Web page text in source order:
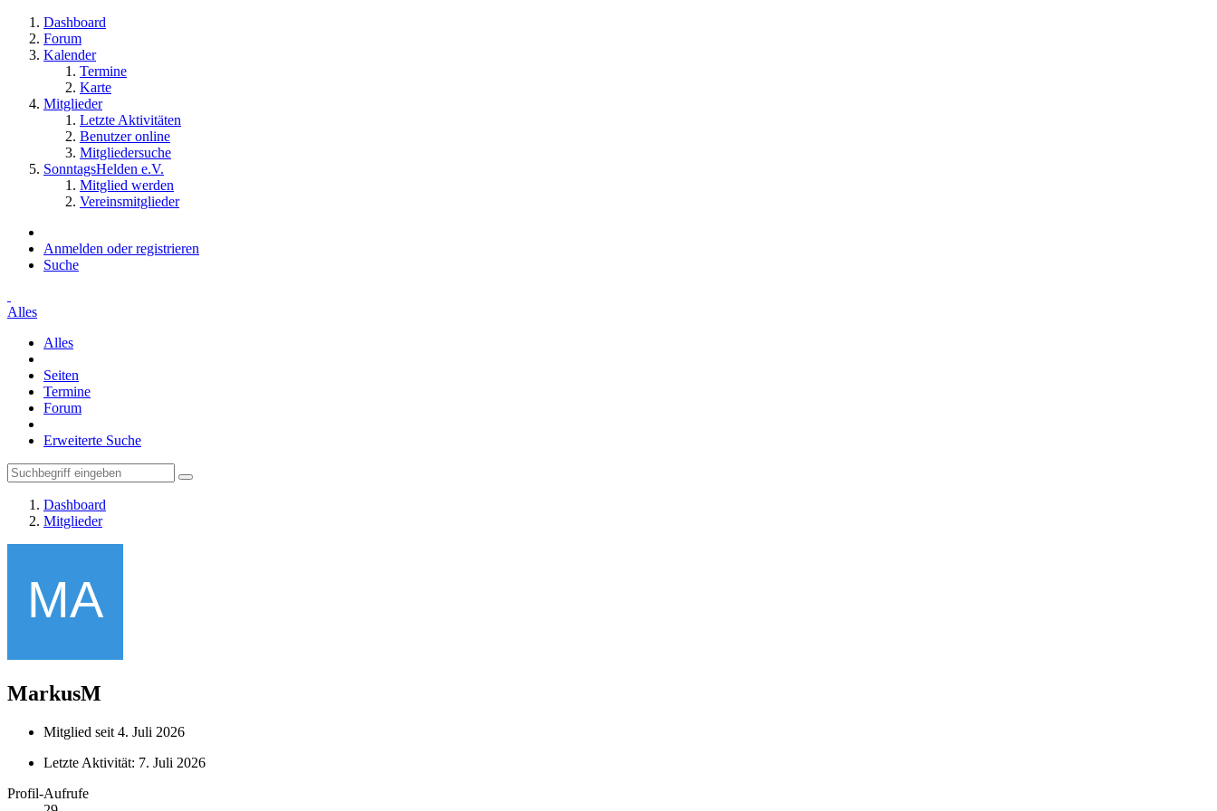
Dashboard
Forum
Kalender
Termine
Karte
Mitglieder
Letzte Aktivitäten
Benutzer online
Mitgliedersuche
SonntagsHelden e.V.
Mitglied werden
Vereinsmitglieder
Anmelden oder registrieren
Suche
Alles
Alles
Seiten
Termine
Forum
Erweiterte Suche
Dashboard
Mitglieder
MarkusM
Mitglied seit 4. Juli 2026
Letzte Aktivität: 7. Juli 2026
Profil-Aufrufe